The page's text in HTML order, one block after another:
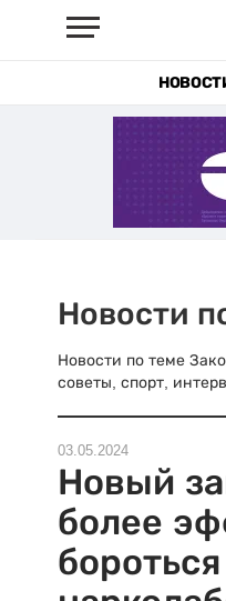
Новости
Новости по теме
советы, спорт,
03.05.2024
Новый
более